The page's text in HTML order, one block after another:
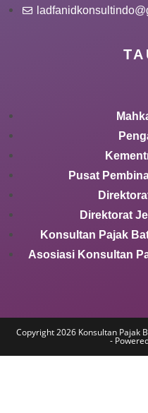
Pusat
Direktorat
Konsultan Pajak
Asosiasi Konsultan
Copyright 2026 Konsultan Pajak
-